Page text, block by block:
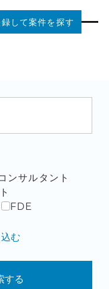
して案件を探す
ンサルタント
FDE
む
する